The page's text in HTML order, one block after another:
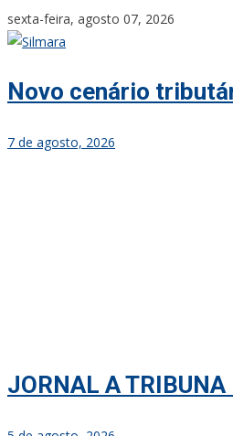
Skip
to
sexta-feira, agosto 07, 2026
Novo cenário
7 de agosto, 2026
JORNAL A TRIBUNA